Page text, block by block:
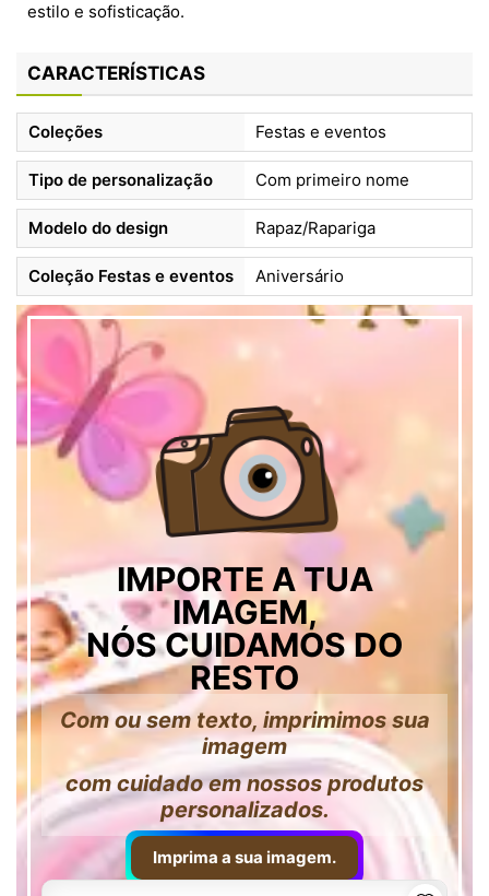
estilo e sofisticação.
CARACTERÍSTICAS
Coleções Festas e eventos
Tipo de personalização Com primeiro nome
Modelo do design Rapaz/Rapariga
Coleção Festas e eventos Aniversário
IMPORTE A TUA
IMAGEM,
NÓS CUIDAMOS DO
RESTO
Com ou sem texto, imprimimos sua
imagem
com cuidado em nossos produtos
personalizados.
Imprima a sua imagem.